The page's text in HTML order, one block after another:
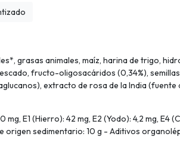
grasas animales, maíz, harina de trigo,
fructo-oligosacáridos (0,34%),
extracto de rosa de la India (fuente
E1 (Hierro): 42 mg, E2 (Yodo): 4,2 mg, E4
origen sedimentario: 10 g - Aditivos